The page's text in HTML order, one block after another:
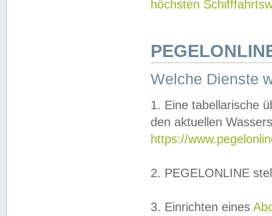
höchsten
Welche Dienste
1. Eine tabellarische
den aktuellen
https://
2. PEGELONLINE
3. Einrichten eines